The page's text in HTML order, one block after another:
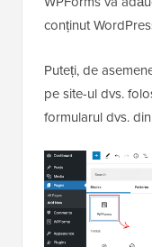
conținut
Puteți, de
pe site-ul dvs.
formularul dvs.